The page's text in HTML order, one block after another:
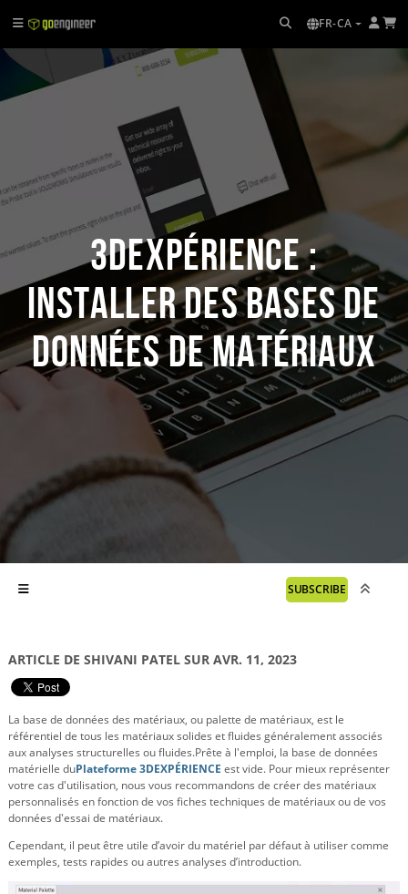
FR-CA
3DEXPÉRIENCE :
Installer des bases de
données de matériaux
SUBSCRIBE
ARTICLE DE SHIVANI PATEL SUR AVR. 11, 2023
La base de données des matériaux, ou palette de matériaux, est le
référentiel de tous les matériaux solides et fluides généralement associés
aux analyses structurelles ou fluides.Prête à l'emploi, la base de données
matérielle duPlateforme 3DEXPÉRIENCE est vide. Pour mieux représenter
votre cas d'utilisation, nous vous recommandons de créer des matériaux
personnalisés en fonction de vos fiches techniques de matériaux ou de vos
données d'essai de matériaux.
Cependant, il peut être utile d’avoir du matériel par défaut à utiliser comme
exemples, tests rapides ou autres analyses d’introduction.